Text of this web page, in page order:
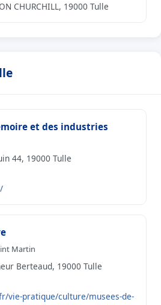
CHURCHILL, 19000 Tulle
et des industries
44, 19000 Tulle
Martin
Berteaud, 19000 Tulle
vie-pratique/culture/musees-de-